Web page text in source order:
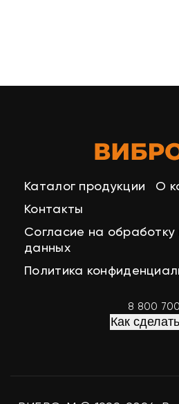
Каталог продукции
О
Контакты
Согласие на
данных
Политика
8 800
Как